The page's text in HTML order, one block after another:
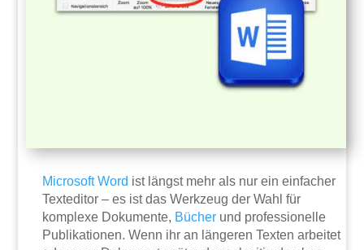
Microsoft Word ist längst mehr als nur ein einfacher
Texteditor – es ist das Werkzeug der Wahl für
komplexe Dokumente, Bücher und professionelle
Publikationen. Wenn ihr an längeren Texten arbeitet